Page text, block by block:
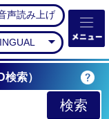
公式ホームペー
声読み上げ
索）